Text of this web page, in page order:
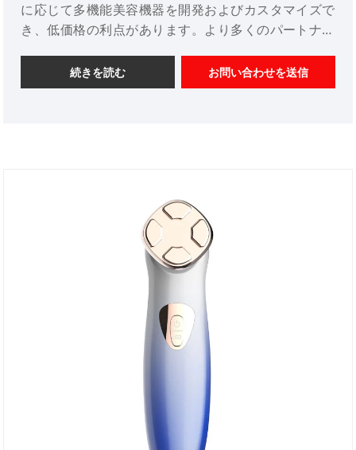
に応じて多機能美容機器を開発およびカスタマイズで
き、低価格の利点があります。より多くのパートナー
続きを読む お問い合わせを送信